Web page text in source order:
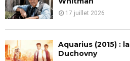
17 juillet 2026
Aquarius (2015) :
Duchovny